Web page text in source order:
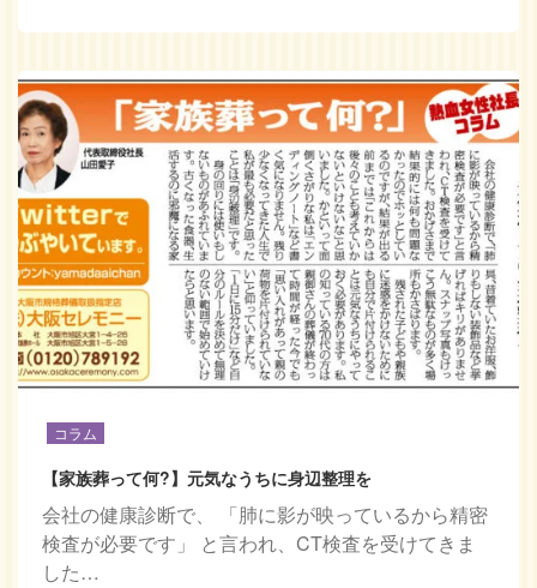
コラム
【家族葬って何?】元気なうちに身辺整理を
会社の健康診断で、 「肺に影が映っているから精密
検査が必要です」 と言われ、CT検査を受けてきま
した…